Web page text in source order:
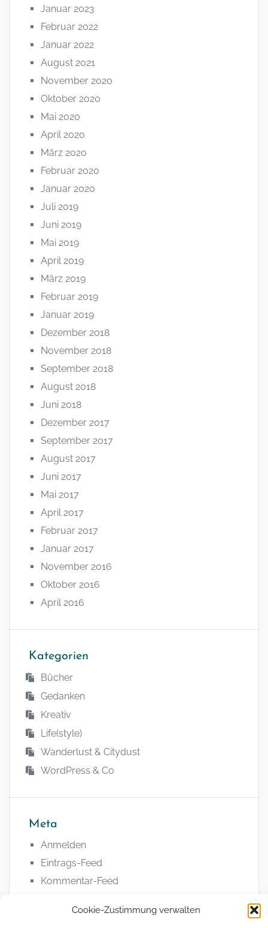
Cookie-Zustimmung verwalten
Januar 2023
Februar 2022
Januar 2022
August 2021
November 2020
Oktober 2020
Mai 2020
April 2020
März 2020
Februar 2020
Januar 2020
Juli 2019
Juni 2019
Mai 2019
April 2019
März 2019
Februar 2019
Januar 2019
Dezember 2018
November 2018
September 2018
August 2018
Juni 2018
Dezember 2017
September 2017
August 2017
Juni 2017
Mai 2017
April 2017
Februar 2017
Januar 2017
November 2016
Oktober 2016
April 2016
Kategorien
Bücher
Gedanken
Kreativ
Life(style)
Wanderlust & Citydust
WordPress & Co
Meta
Anmelden
Eintrags-Feed
Kommentar-Feed